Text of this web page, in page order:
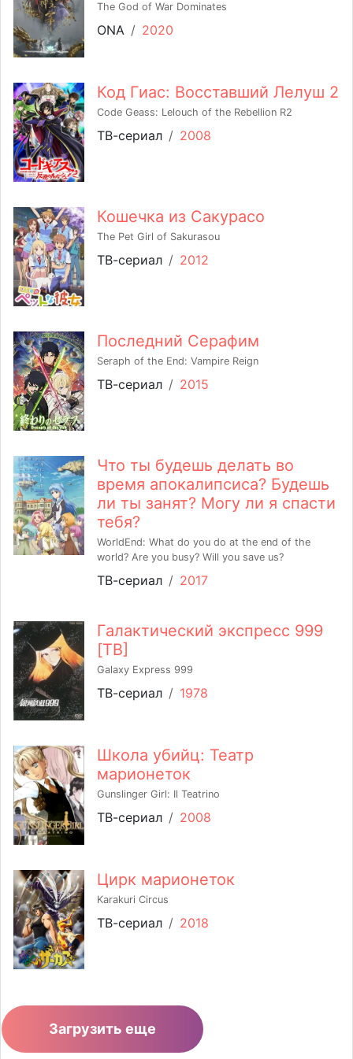
The God of War Dominates
ONA / 2020
Код Гиас: Восставший Лелуш 2
Code Geass: Lelouch of the Rebellion R2
ТВ-сериал / 2008
Кошечка из Сакурасо
The Pet Girl of Sakurasou
ТВ-сериал / 2012
Последний Серафим
Seraph of the End: Vampire Reign
ТВ-сериал / 2015
Что ты будешь делать во
время апокалипсиса? Будешь
ли ты занят? Могу ли я спасти
тебя?
WorldEnd: What do you do at the end of the
world? Are you busy? Will you save us?
ТВ-сериал / 2017
Галактический экспресс 999
[ТВ]
Galaxy Express 999
ТВ-сериал / 1978
Школа убийц: Театр
марионеток
Gunslinger Girl: Il Teatrino
ТВ-сериал / 2008
Цирк марионеток
Karakuri Circus
ТВ-сериал / 2018
Загрузить еще